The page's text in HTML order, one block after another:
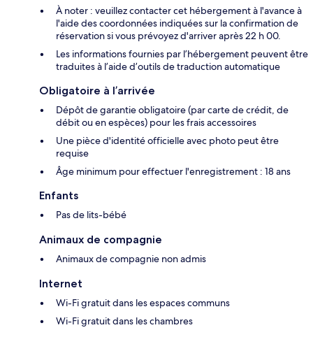
À noter : veuillez contacter cet hébergement à l'avance à
l'aide des coordonnées indiquées sur la confirmation de
réservation si vous prévoyez d'arriver après 22 h 00.
Les informations fournies par l’hébergement peuvent être
traduites à l’aide d’outils de traduction automatique
Obligatoire à l’arrivée
Dépôt de garantie obligatoire (par carte de crédit, de
débit ou en espèces) pour les frais accessoires
Une pièce d'identité officielle avec photo peut être
requise
Âge minimum pour effectuer l'enregistrement : 18 ans
Enfants
Pas de lits-bébé
Animaux de compagnie
Animaux de compagnie non admis
Internet
Wi-Fi gratuit dans les espaces communs
Wi-Fi gratuit dans les chambres